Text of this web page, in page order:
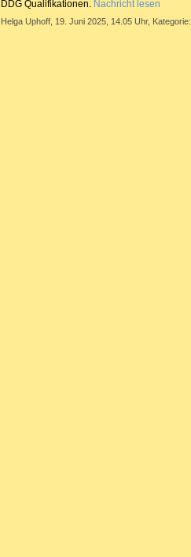
DDG Qualifikationen. Nachricht lesen
Helga Uphoff, 19. Juni 2025, 14.05 Uhr, Kategorie: